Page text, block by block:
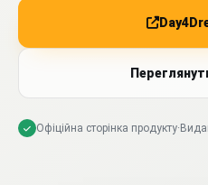
Офіційна сторінка продукту·